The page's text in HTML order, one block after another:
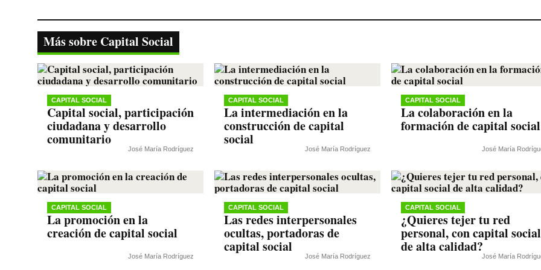
bo
ok
tte
r
ts
A
pp
gr
a
m
y
Li
nk
Más sobre Capital Social
CAPITAL SOCIAL
Capital social, participación
ciudadana y desarrollo
comunitario
José María Rodríguez
CAPITAL SOCIAL
La intermediación en la
construcción de capital
social
José María Rodríguez
CAPITAL SOCIAL
La colaboración en la
formación de capital social
José María
CAPITAL SOCIAL
La promoción en la
creación de capital social
José María Rodríguez
CAPITAL SOCIAL
Las redes interpersonales
ocultas, portadoras de
capital social
José María Rodríguez
CAPITAL SOCIAL
¿Quieres tejer tu red
personal, con capital social
de alta calidad?
José María